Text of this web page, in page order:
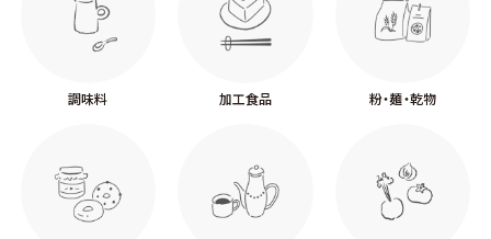
調味料 加工食品 粉・麺・乾物